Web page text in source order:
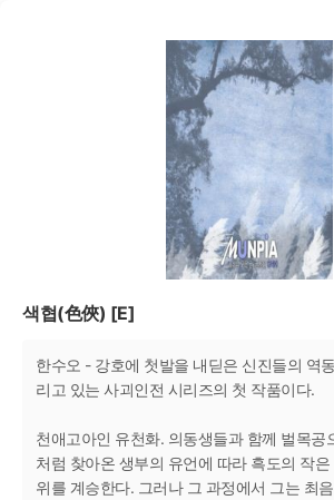
색협(色俠) [E]
한수오 - 강호에 첫발을 내딛은 신진들의 역
리고 있는 사괴인전 시리즈의 첫 작품이다.
천애고아인 유천화. 의동생들과 함께 벌목공
처럼 찾아온 생부의 유언에 따라 흑도의 작
위를 계승한다. 그러나 그 과정에서 그는 최